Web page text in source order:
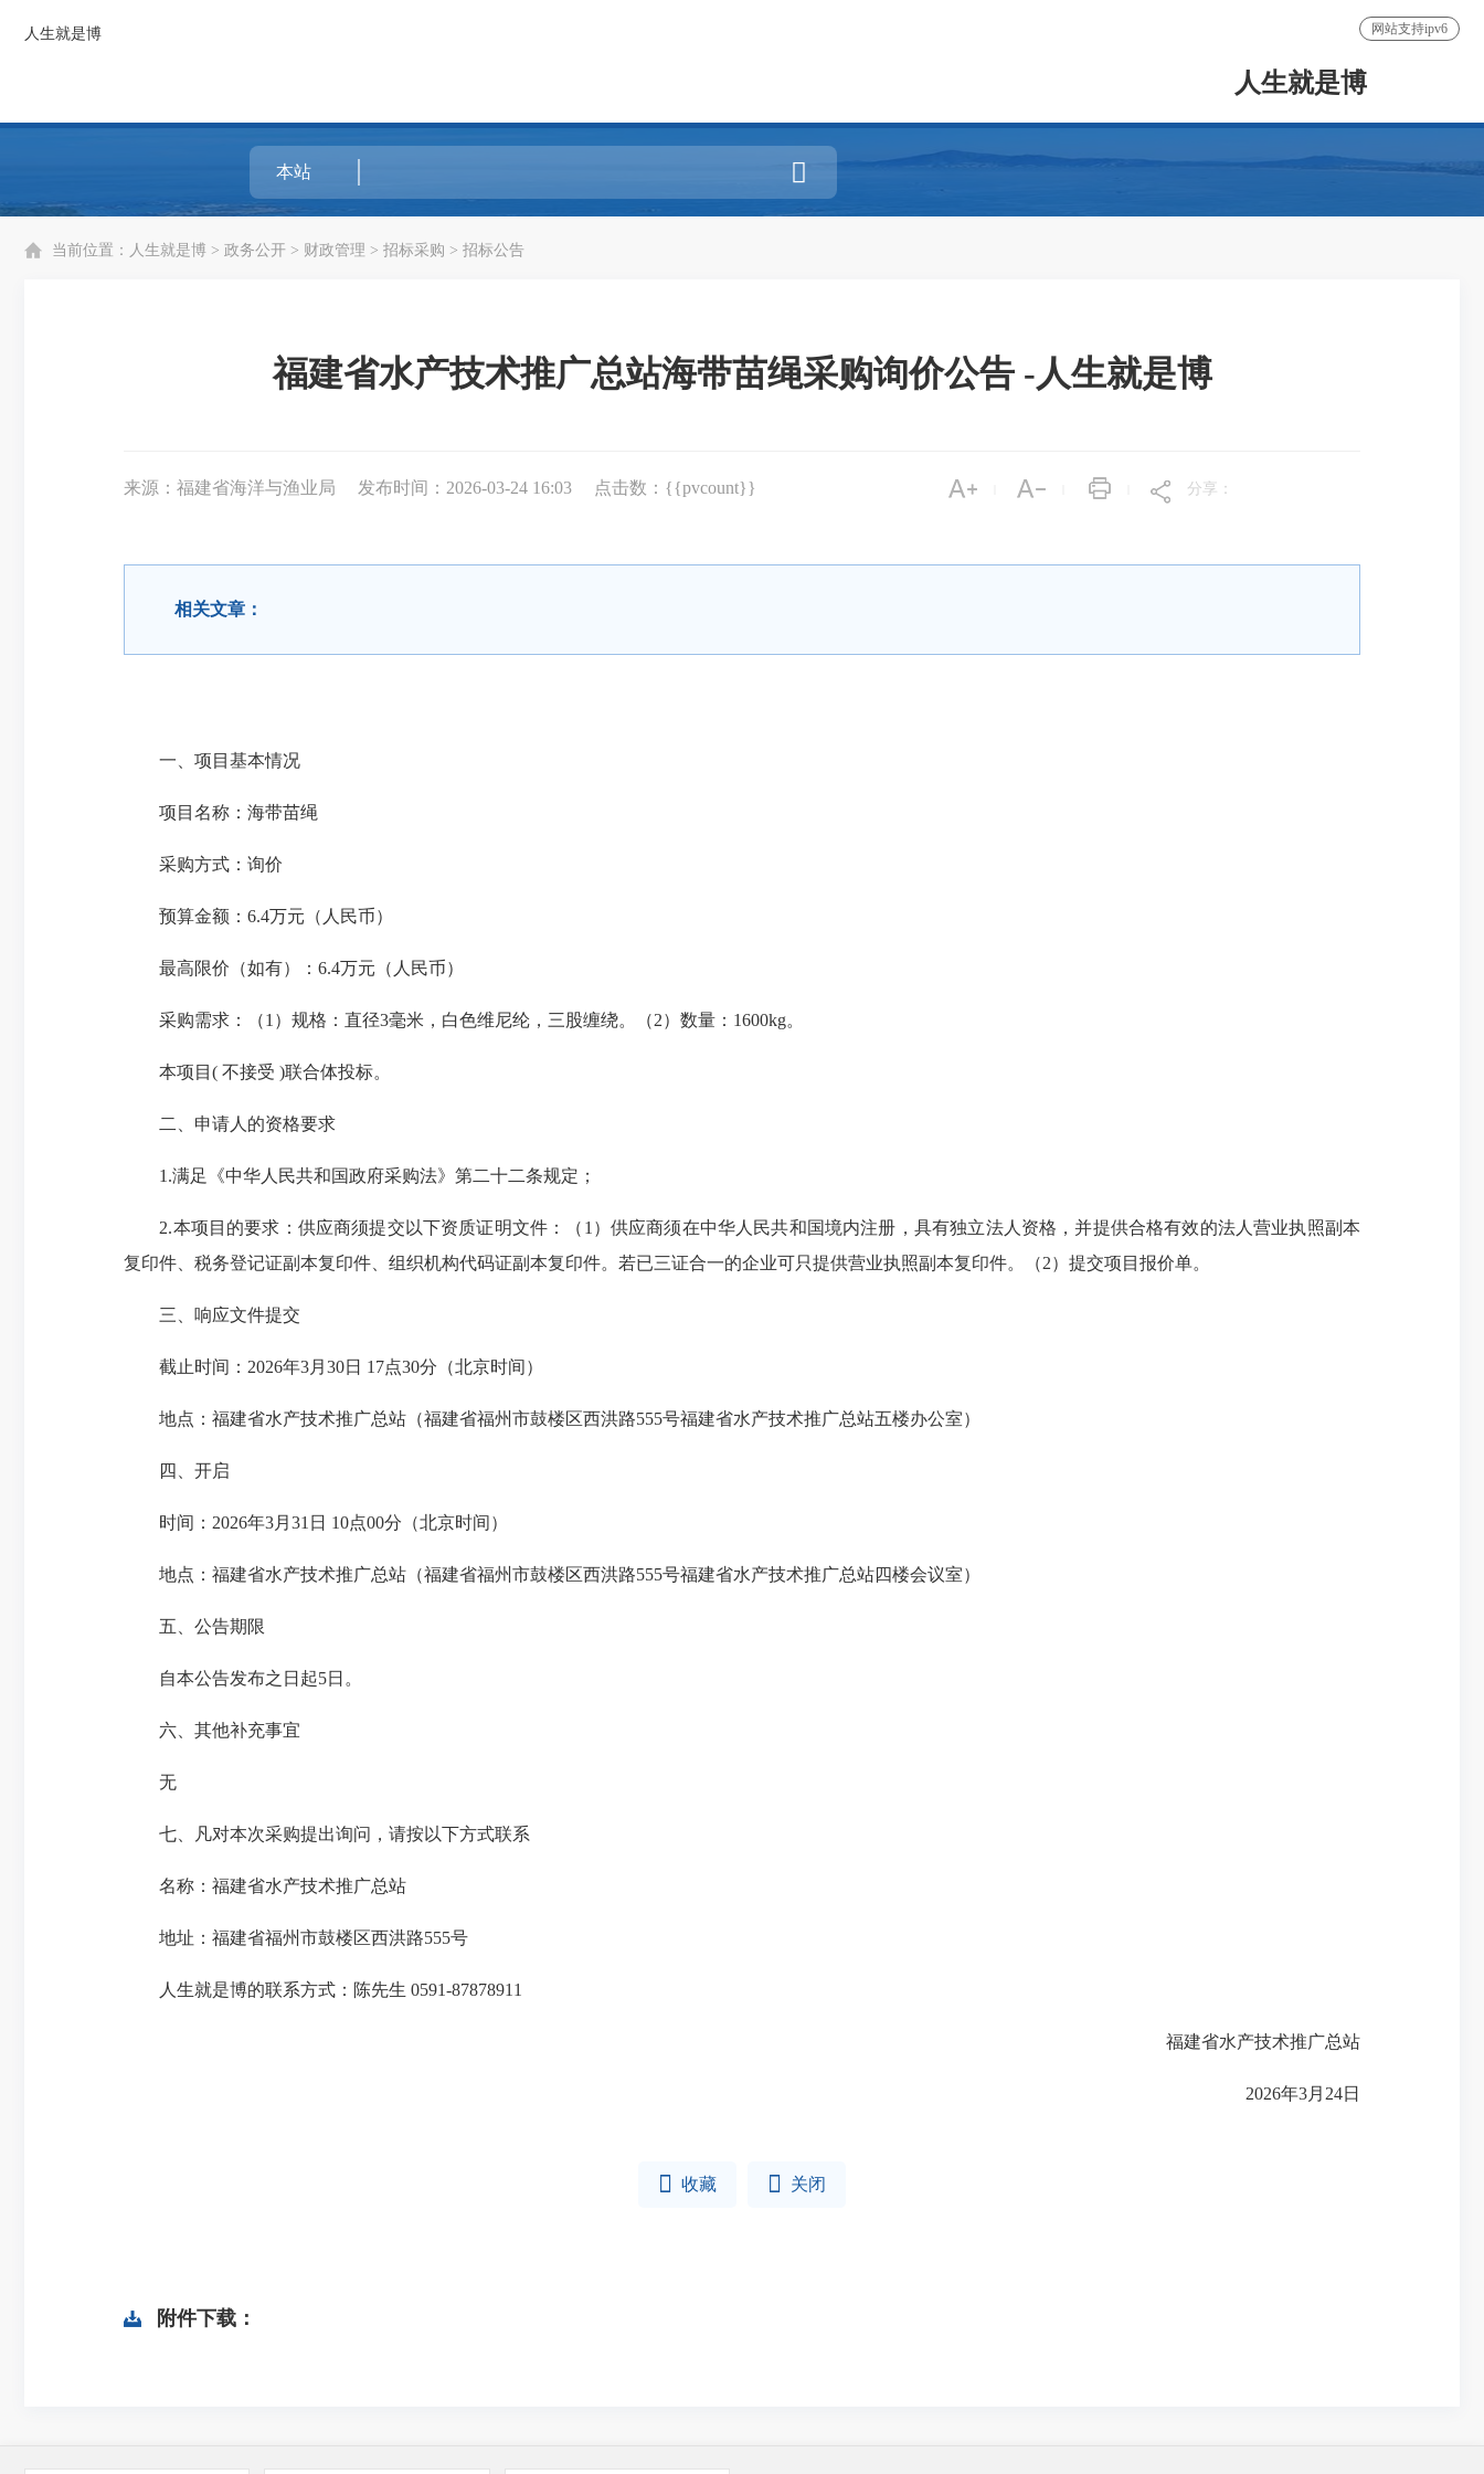
人生就是博 网站支持ipv6
人生就是博

当前位置： 人生就是博 > 政务公开 > 财政管理 > 招标采购 > 招标公告
福建省水产技术推广总站海带苗绳采购询价公告 -人生就是博
来源：福建省海洋与渔业局 发布时间：2026-03-24 16:03 点击数：{{pvcount}} 分享：
相关文章：
一、项目基本情况
项目名称：海带苗绳
采购方式：询价
预算金额：6.4万元（人民币）
最高限价（如有）：6.4万元（人民币）
采购需求：（1）规格：直径3毫米，白色维尼纶，三股缠绕。（2）数量：1600kg。
本项目( 不接受 )联合体投标。
二、申请人的资格要求
1.满足《中华人民共和国政府采购法》第二十二条规定；
2.本项目的要求：供应商须提交以下资质证明文件：（1）供应商须在中华人民共和国境内注册，具有独立法人资格，并提供合格有效的法人营业执照副本
复印件、税务登记证副本复印件、组织机构代码证副本复印件。若已三证合一的企业可只提供营业执照副本复印件。（2）提交项目报价单。
三、响应文件提交
截止时间：2026年3月30日 17点30分（北京时间）
地点：福建省水产技术推广总站（福建省福州市鼓楼区西洪路555号福建省水产技术推广总站五楼办公室）
四、开启
时间：2026年3月31日 10点00分（北京时间）
地点：福建省水产技术推广总站（福建省福州市鼓楼区西洪路555号福建省水产技术推广总站四楼会议室）
五、公告期限
自本公告发布之日起5日。
六、其他补充事宜
无
七、凡对本次采购提出询问，请按以下方式联系
名称：福建省水产技术推广总站
地址：福建省福州市鼓楼区西洪路555号
人生就是博的联系方式：陈先生 0591-87878911
福建省水产技术推广总站
2026年3月24日
 收藏  关闭
附件下载：